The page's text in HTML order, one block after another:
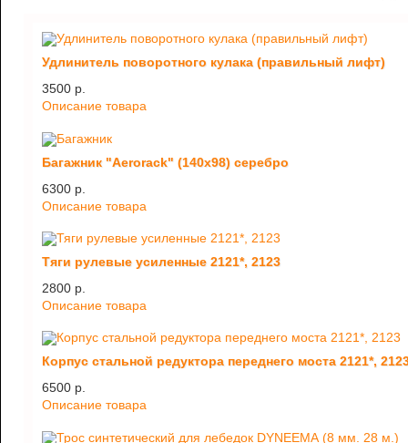
Удлинитель поворотного кулака (правильный лифт)
3500 p.
Описание товара
Багажник "Aerorack" (140х98) серебро
6300 p.
Описание товара
Тяги рулевые усиленные 2121*, 2123
2800 p.
Описание товара
Корпус стальной редуктора переднего моста 2121*,
6500 p.
Описание товара